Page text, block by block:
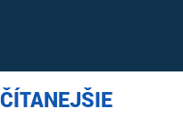
ČÍTANEJŠIE